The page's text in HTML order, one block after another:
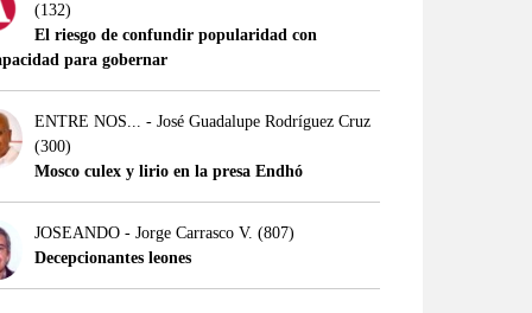
(132)
El riesgo de confundir popularidad con
para gobernar
ENTRE NOS... - José Guadalupe Rodríguez Cruz
(300)
Mosco culex y lirio en la presa Endhó
JOSEANDO - Jorge Carrasco V. (807)
Decepcionantes leones